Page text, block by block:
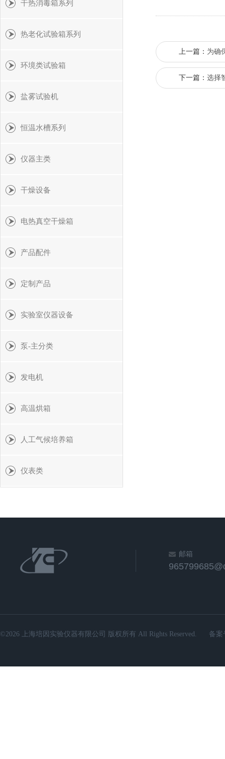
上一篇： 为确
下一篇： 选择
干热消毒箱系列
热老化试验箱系列
环境类试验箱
盐雾试验机
恒温水槽系列
仪器主类
干燥设备
电热真空干燥箱
产品配件
定制产品
实验室仪器设备
泵-主分类
发电机
高温烘箱
人工气候培养箱
仪表类
邮箱
©2026 上海培因实验仪器有限公司 版权所有 All Rights Reserved. 备案